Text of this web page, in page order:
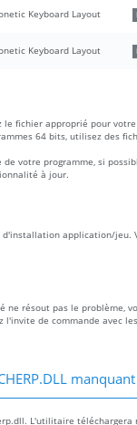
Keyboard Layout
Keyboard Layout
fichier approprié pour
64 bits, utilisez des
votre programme, si
à jour.
application/jeu.
résout pas le problème,
l'invite de commande avec
manquant
L'utilitaire